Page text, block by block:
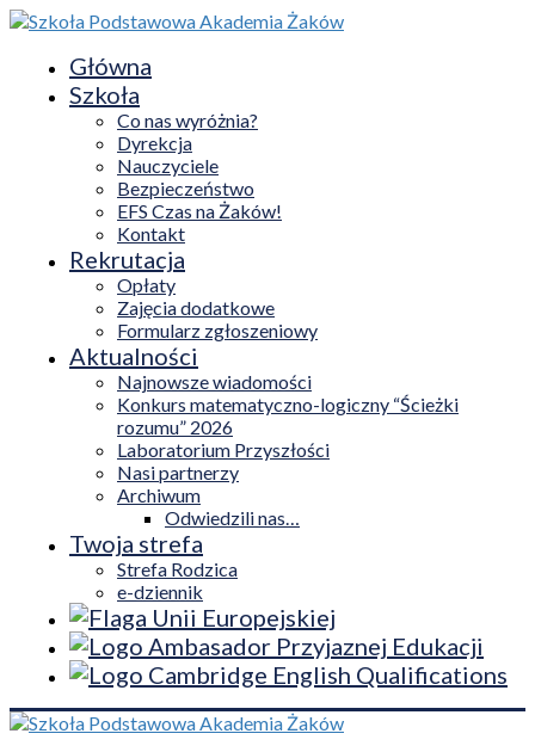
Główna
Szkoła
Co nas wyróżnia?
Dyrekcja
Nauczyciele
Bezpieczeństwo
EFS Czas na Żaków!
Kontakt
Rekrutacja
Opłaty
Zajęcia dodatkowe
Formularz zgłoszeniowy
Aktualności
Najnowsze wiadomości
Konkurs matematyczno-logiczny “Ścieżki
rozumu” 2026
Laboratorium Przyszłości
Nasi partnerzy
Archiwum
Odwiedzili nas…
Twoja strefa
Strefa Rodzica
e-dziennik